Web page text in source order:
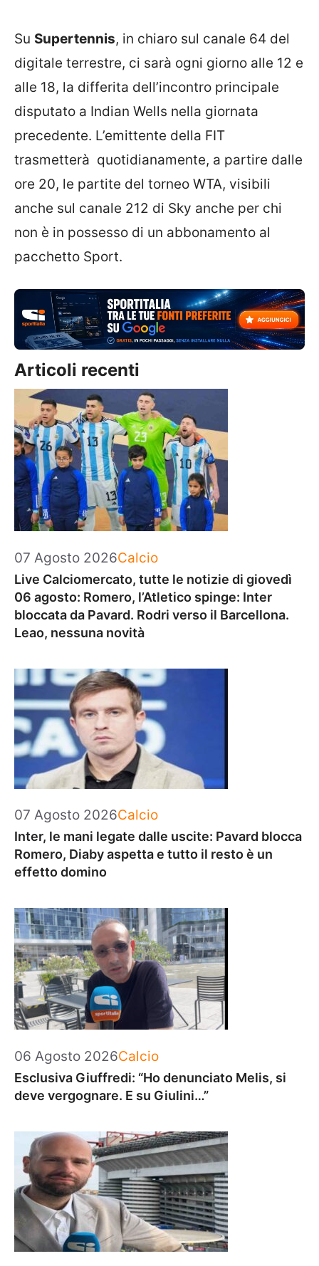
Su Supertennis, in chiaro sul canale 64 del
digitale terrestre, ci sarà ogni giorno alle 12 e
alle 18, la differita dell’incontro principale
disputato a Indian Wells nella giornata
precedente. L’emittente della FIT
trasmetterà quotidianamente, a partire dalle
ore 20, le partite del torneo WTA, visibili
anche sul canale 212 di Sky anche per chi
non è in possesso di un abbonamento al
pacchetto Sport.
Articoli recenti
07 Agosto 2026Categorie
Calcio
Live Calciomercato, tutte le notizie di giovedì
06 agosto: Romero, l’Atletico spinge: Inter
bloccata da Pavard. Rodri verso il Barcellona.
Leao, nessuna novità
07 Agosto 2026Categorie
Calcio
Inter, le mani legate dalle uscite: Pavard blocca
Romero, Diaby aspetta e tutto il resto è un
effetto domino
06 Agosto 2026Categorie
Calcio
Esclusiva Giuffredi: “Ho denunciato Melis, si
deve vergognare. E su Giulini…”